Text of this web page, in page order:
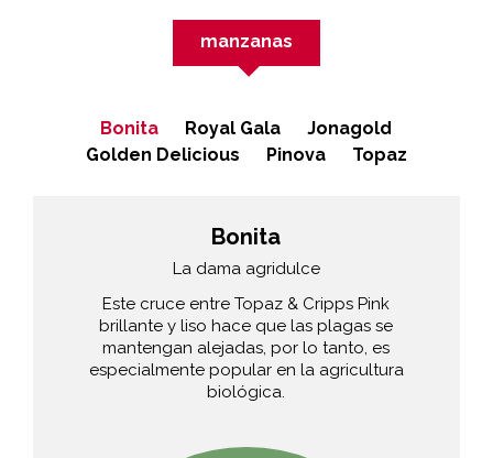
Bonita
La dama agridulce
Este cruce entre Topaz & Cripps Pink
brillante y liso hace que las plagas se
mantengan alejadas, por lo tanto, es
especialmente popular en la agricultura
biológica.
Bonita Royal Gala
Jonagold
Golden Delicious
Pinova Topaz
manzanas